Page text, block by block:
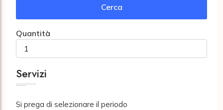
Cerca
Quantità
Servizi
Si prega di selezionare il periodo